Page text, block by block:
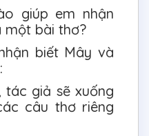
giúp em nhận
một bài thơ?
biết Mây và
giả sẽ xuống
câu thơ riêng